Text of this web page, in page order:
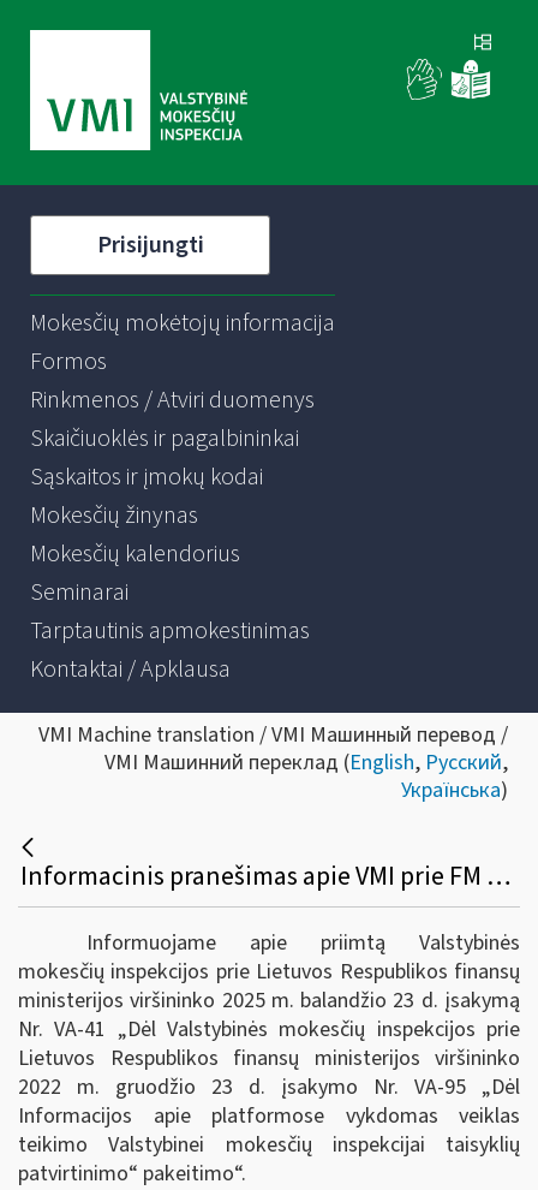
Prisijungti
Mokesčių mokėtojų informacija
Formos
Rinkmenos / Atviri duomenys
Skaičiuoklės ir pagalbininkai
Sąskaitos ir įmokų kodai
Mokesčių žinynas
Mokesčių kalendorius
Seminarai
Tarptautinis apmokestinimas
Kontaktai / Apklausa
VMI Machine translation / VMI Машинный перевод /
VMI Машинний переклад (English, Русский,
Українська)
Informacinis pranešimas apie VMI prie FM viršininko 2025 m. balandžio 23 d. įsakymą Nr. VA-41 „Dėl VMI prie FM viršininko 2022 m. gruodžio 23 d. įsakymo Nr. VA-95 „Dėl Informacijos apie platformose vykdomas veiklas teikimo Valstybinei mokesčių inspekcijai taisyklių patvirtinimo“ pakeitimo“
Informuojame apie priimtą Valstybinės
mokesčių inspekcijos prie Lietuvos Respublikos finansų
ministerijos viršininko 2025 m. balandžio 23 d. įsakymą
Nr. VA-41 „Dėl Valstybinės mokesčių inspekcijos prie
Lietuvos Respublikos finansų ministerijos viršininko
2022 m. gruodžio 23 d. įsakymo Nr. VA-95 „Dėl
Informacijos apie platformose vykdomas veiklas
teikimo Valstybinei mokesčių inspekcijai taisyklių
patvirtinimo“ pakeitimo“.